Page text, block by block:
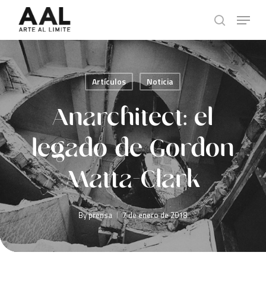
main
content
search
Menu
Artículos Noticia
Anarchitect: el
legado de Gordon
Matta-Clark
Byprensa 7 de enero de 2018